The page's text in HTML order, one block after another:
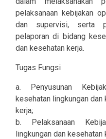
pelaksanaan kebijakan
dan supervisi, serta
pelaporan di bidang
dan kesehatan kerja.
Tugas Fungsi
a. Penyusunan
kesehatan lingkungan dan
kerja;
b. Pelaksanaan
lingkungan dan kesehatan